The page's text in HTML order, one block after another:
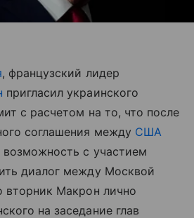
, французский лидер
пригласил украинского
с расчетом на то, что после
соглашения между США
возможность с участием
диалог между Москвой
Макрон лично
на заседание глав